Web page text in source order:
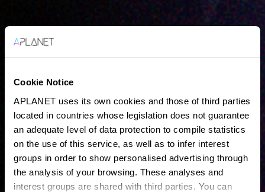
Cookie Notice
APLANET uses its own cookies and those of third parties
located in countries whose legislation does not guarantee
an adequate level of data protection to compile statistics
on the use of this service, as well as to infer interest
groups in order to show personalised advertising through
the analysis of your browsing. These analyses and
interest groups are shared with third parties. You can